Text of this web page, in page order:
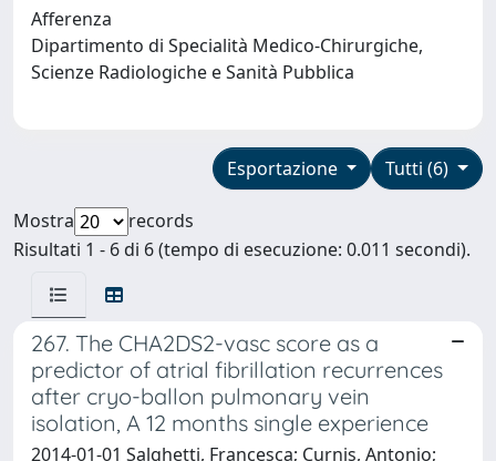
Afferenza
Dipartimento di Specialità Medico-Chirurgiche,
Scienze Radiologiche e Sanità Pubblica
Tutti (6)
Esportazione
Mostra
records
Risultati 1 - 6 di 6 (tempo di esecuzione: 0.011 secondi).
267. The CHA2DS2-vasc score as a
predictor of atrial fibrillation recurrences
after cryo-ballon pulmonary vein
isolation, A 12 months single experience
2014-01-01 Salghetti, Francesca; Curnis, Antonio;